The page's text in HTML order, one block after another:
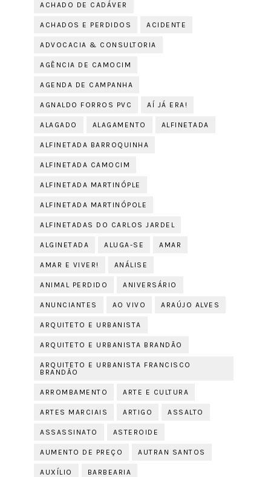
ACHADO DE CADÁVER
ACHADOS E PERDIDOS ACIDENTE
ADVOCACIA & CONSULTORIA
AGÊNCIA DE CAMOCIM
AGENDA DE CAMPANHA
AGNALDO FORROS PVC AÍ JÁ ERA!
ALAGADO ALAGAMENTO ALFINETADA
ALFINETADA BARROQUINHA
ALFINETADA CAMOCIM
ALFINETADA MARTINÓPLE
ALFINETADA MARTINÓPOLE
ALFINETADAS DO CARLOS JARDEL
ALGINETADA ALUGA-SE AMAR
AMAR E VIVER! ANÁLISE
ANIMAL PERDIDO ANIVERSÁRIO
ANUNCIANTES AO VIVO ARAÚJO ALVES
ARQUITETO E URBANISTA
ARQUITETO E URBANISTA BRANDÃO
ARQUITETO E URBANISTA FRANCISCO
BRANDÃO
ARROMBAMENTO ARTE E CULTURA
ARTES MARCIAIS ARTIGO ASSALTO
ASSASSINATO ASTEROIDE
AUMENTO DE PREÇO AUTRAN SANTOS
AUXÍLIO BARBEARIA